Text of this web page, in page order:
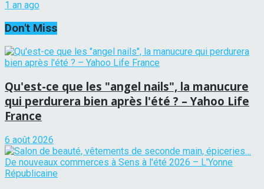
1 an ago
Don't Miss
Qu'est-ce que les "angel nails", la manucure
qui perdurera bien après l'été ? – Yahoo Life
France
6 août 2026